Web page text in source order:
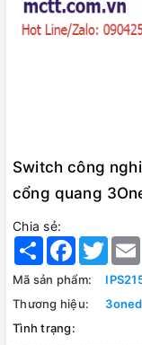
Switch công
cổng quang
Chia sẻ:
Share Facebook
Mã sản phẩm:
Thương hiệu:
Tình trạng: